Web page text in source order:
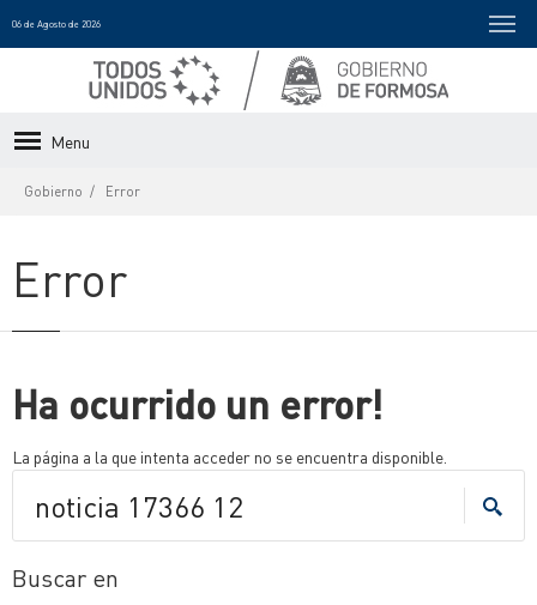
06 de Agosto de 2026
Menu
Gobierno Error
Error
Ha ocurrido un error!
La página a la que intenta acceder no se encuentra disponible.
Buscar en